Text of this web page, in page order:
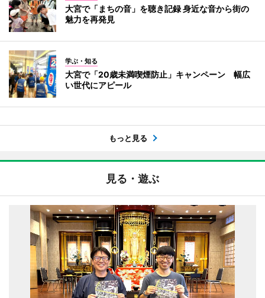
大宮で「まちの音」を聴き記録 身近な音から街の
魅力を再発見
学ぶ・知る
大宮で「20歳未満喫煙防止」キャンペーン 幅広
い世代にアピール
もっと見る
見る・遊ぶ